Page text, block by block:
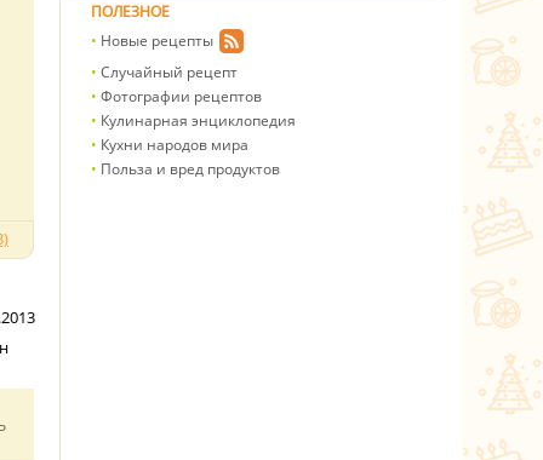
ПОЛЕЗНОЕ
Новые рецепты
Случайный рецепт
Фотографии рецептов
Кулинарная энциклопедия
Кухни народов мира
Польза и вред продуктов